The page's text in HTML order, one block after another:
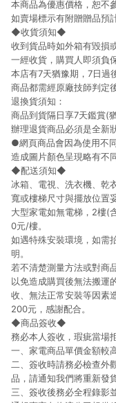
本商品為優惠價格，恕不
如賣場標示有附贈贈品預
◆收貨須知◆
收到貨品時如外箱有毀損
一經收貨，購買人即須負
本店有7天猶豫期，7日過
商品都需經原廠技師判定
退換貨須知：
商品到貨隔日享7天鑑賞(
辦理退貨商品必須是全新
●網頁商品會因為使用不
造成圖片顏色呈現略有不
◆配送須知◆
冰箱、電視、洗衣機、乾
寬或樓梯尺寸與擺放位置
大型家電如無電梯，2樓(
0元/樓。
如遇特殊安裝環境，如需
明。
若不清楚測量方法或對商
以免造成購買後無法搬運
收、無法正常安裝等因素
200元，感謝配合。
◆商品簽收◆
務必本人簽收，瑕疵當場
一、家電商品單價金額較
二、簽收時請務必檢查外
品，請通知我們將重新發貨
三、簽收後務必全程錄影